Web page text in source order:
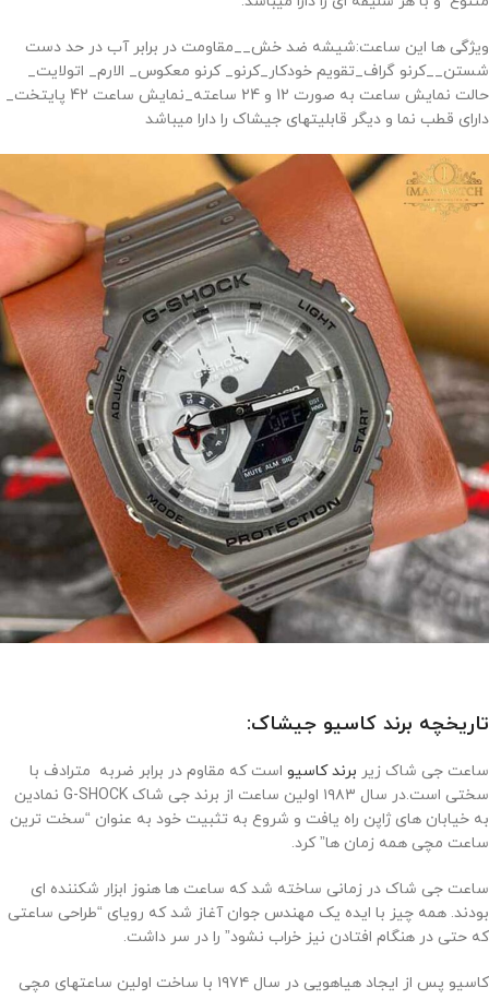
ویژگی ها این ساعت:شیشه ضد خش__مقاومت در برابر آب در حد دست
شستن__کرنو گراف_تقویم خودکار_کرنو_ کرنو معکوس_ الارم_ اتولایت_
حالت نمایش ساعت به صورت 12 و 24 ساعته_نمایش ساعت 42 پایتخت_
دارای قطب نما و دیگر قابلیتهای جیشاک را دارا میباشد
تاریخچه برند کاسیو جیشاک:
ساعت جی شاک زیر برند کاسیو است که مقاوم در برابر ضربه مترادف با
سختی است.در سال ۱۹۸۳ اولین ساعت از برند جی شاک G-SHOCK نمادین
به خیابان های ژاپن راه یافت و شروع به تثبیت خود به عنوان “سخت ترین
ساعت مچی همه زمان ها” کرد.
ساعت جی شاک در زمانی ساخته شد که ساعت ها هنوز ابزار شکننده ای
بودند. همه چیز با ایده یک مهندس جوان آغاز شد که رویای “طراحی ساعتی
که حتی در هنگام افتادن نیز خراب نشود” را در سر داشت.
کاسیو پس از ایجاد هیاهویی در سال ۱۹۷۴ با ساخت اولین ساعتهای مچی